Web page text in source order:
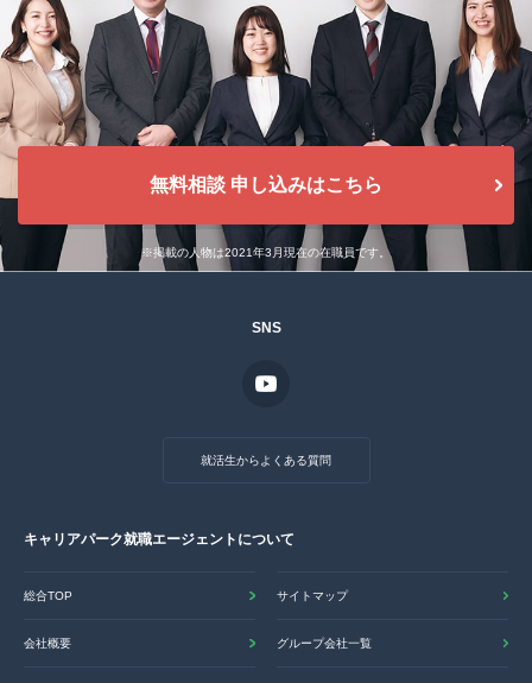
無料相談 申し込みはこちら
※掲載の人物は2021年3月現在の在職員です。
SNS
就活生からよくある質問
キャリアパーク就職エージェントについて
総合TOP サイトマップ
会社概要 グループ会社一覧